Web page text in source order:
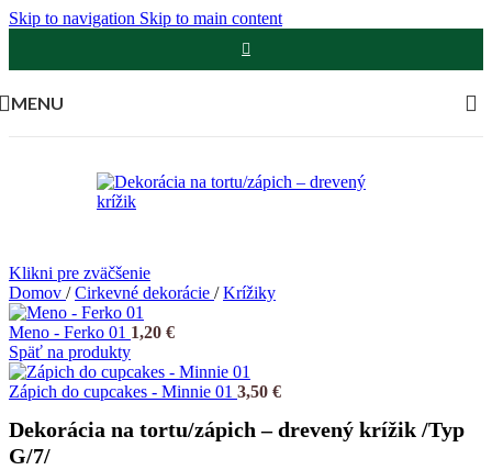
Skip to navigation Skip to main content
MENU
Klikni pre zväčšenie
Domov / Cirkevné dekorácie / Krížiky
Meno - Ferko 01 1,20 €
Späť na produkty
Zápich do cupcakes - Minnie 01 3,50 €
Dekorácia na tortu/zápich – drevený krížik /Typ
G/7/